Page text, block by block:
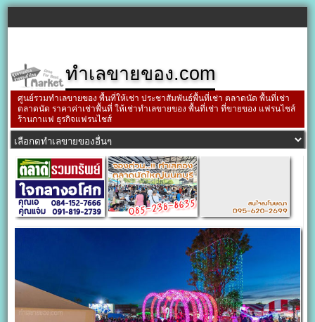
ทำเลขายของ.com
ศูนย์รวมทำเลขายของ พื้นที่ให้เช่า ประชาสัมพันธ์พื้นที่เช่า ตลาดนัด พื้นที่เช่า
ตลาดนัด ราคาค่าเช่าพื้นที่ ให้เช่าทำเลขายของ พื้นที่เช่า ที่ขายของ แฟรนไชส์
ร้านกาแฟ ธุรกิจแฟรนไชส์